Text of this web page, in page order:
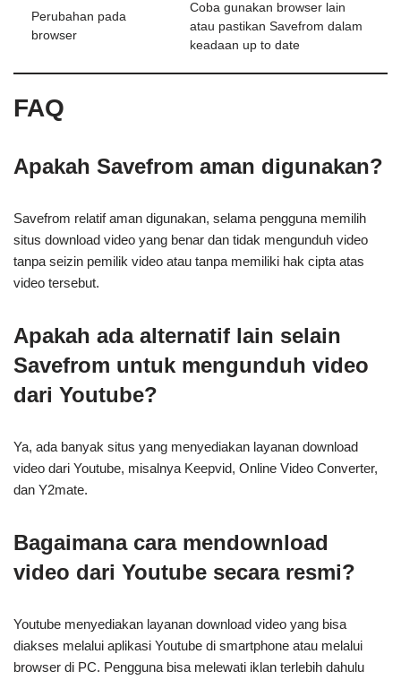
Perubahan pada
browser
Coba gunakan browser lain
atau pastikan Savefrom dalam
keadaan up to date
FAQ
Apakah Savefrom aman digunakan?
Savefrom relatif aman digunakan, selama pengguna memilih
situs download video yang benar dan tidak mengunduh video
tanpa seizin pemilik video atau tanpa memiliki hak cipta atas
video tersebut.
Apakah ada alternatif lain selain
Savefrom untuk mengunduh video
dari Youtube?
Ya, ada banyak situs yang menyediakan layanan download
video dari Youtube, misalnya Keepvid, Online Video Converter,
dan Y2mate.
Bagaimana cara mendownload
video dari Youtube secara resmi?
Youtube menyediakan layanan download video yang bisa
diakses melalui aplikasi Youtube di smartphone atau melalui
browser di PC. Pengguna bisa melewati iklan terlebih dahulu